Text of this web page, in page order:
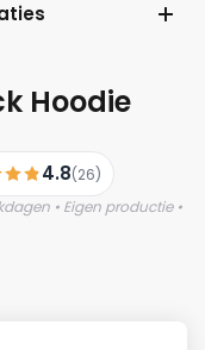
Hoodie
4.8(26)
• Eigen productie •